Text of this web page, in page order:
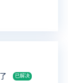
已解决